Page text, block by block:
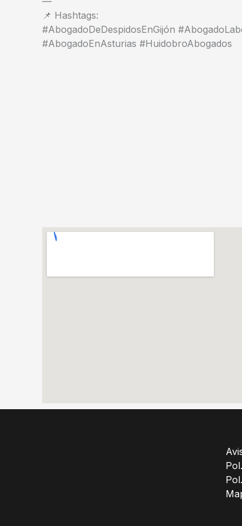
📌 Hashtags:
#AbogadoDeDespidosEnGijón
#AbogadoEnAsturias #HuidobroAbogados